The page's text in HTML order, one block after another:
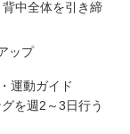
中全体を引き締
ップ
運動ガイド
を週2～3日行う